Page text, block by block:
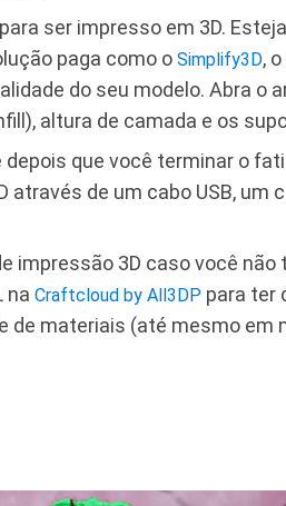
ser impresso em 3D.
paga como o Simplify3D,
do seu modelo. Abra o
altura de camada e os
depois que você terminar o
de um cabo USB, um
impressão 3D caso você não
na Craftcloud by All3DP para ter
de materiais (até mesmo em